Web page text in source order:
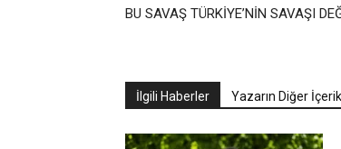
BU SAVAŞ TÜRKİYE’NİN SAVAŞI
İlgili Haberler Yazarın Diğer